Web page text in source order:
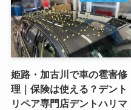
姫路・加古川で車の雹害修
理｜保険は使える？デント
リペア専門店デントハリマ